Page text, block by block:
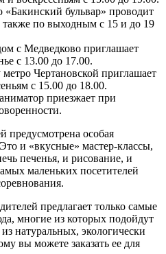
«Бакинский бульвар» проводит
также по выходным с 15 и до 19
с Медведково приглашает
с 13.00 до 17.00.
Чертановской приглашает
с 15.00 до 18.00.
приезжает при
предусмотрена особая
и «вкусные» мастер-классы,
печенья, и рисование, и
маленьких посетителей
предлагает только самые
многие из которых подойдут
натуральных, экологически
вы можете заказать ее для